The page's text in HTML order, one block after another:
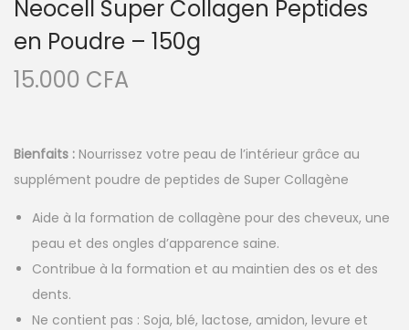
Neocell Super Collagen Peptides
en Poudre – 150g
15.000 CFA
Bienfaits : Nourrissez votre peau de l’intérieur grâce au
supplément poudre de peptides de Super Collagène
Aide à la formation de collagène pour des cheveux, une
peau et des ongles d’apparence saine.
Contribue à la formation et au maintien des os et des
dents.
Ne contient pas : Soja, blé, lactose, amidon, levure et